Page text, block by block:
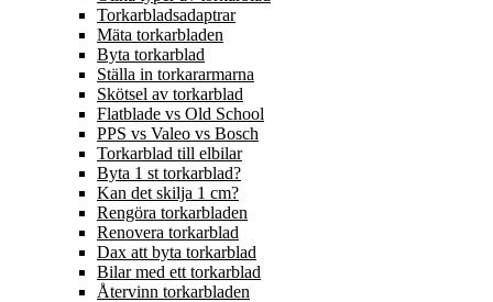
Torkarbladsadaptrar
Mäta torkarbladen
Byta torkarblad
Ställa in torkararmarna
Skötsel av torkarblad
Flatblade vs Old School
PPS vs Valeo vs Bosch
Torkarblad till elbilar
Byta 1 st torkarblad?
Kan det skilja 1 cm?
Rengöra torkarbladen
Renovera torkarblad
Dax att byta torkarblad
Bilar med ett torkarblad
Återvinn torkarbladen